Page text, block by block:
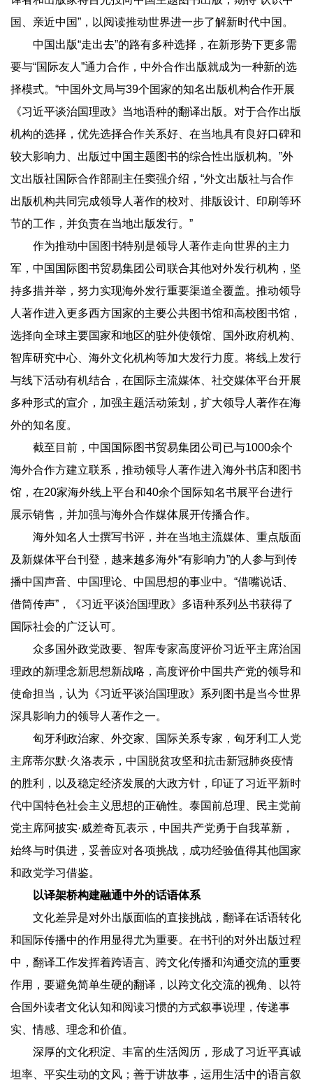
国、亲近中国”，以阅读推动世界进一步了解新时代中国。
中国出版“走出去”的路有多种选择，在新形势下更多需
要与“国际友人”通力合作，中外合作出版就成为一种新的选
择模式。“中国外文局与39个国家的知名出版机构合作开展
《习近平谈治国理政》当地语种的翻译出版。对于合作出版
机构的选择，优先选择合作关系好、在当地具有良好口碑和
较大影响力、出版过中国主题图书的综合性出版机构。”外
文出版社国际合作部副主任窦强介绍，“外文出版社与合作
出版机构共同完成领导人著作的校对、排版设计、印刷等环
节的工作，并负责在当地出版发行。”
作为推动中国图书特别是领导人著作走向世界的主力
军，中国国际图书贸易集团公司联合其他对外发行机构，坚
持多措并举，努力实现海外发行重要渠道全覆盖。推动领导
人著作进入更多西方国家的主要公共图书馆和高校图书馆，
选择向全球主要国家和地区的驻外使领馆、国外政府机构、
智库研究中心、海外文化机构等加大发行力度。将线上发行
与线下活动有机结合，在国际主流媒体、社交媒体平台开展
多种形式的宣介，加强主题活动策划，扩大领导人著作在海
外的知名度。
截至目前，中国国际图书贸易集团公司已与1000余个
海外合作方建立联系，推动领导人著作进入海外书店和图书
馆，在20家海外线上平台和40余个国际知名书展平台进行
展示销售，并加强与海外合作媒体展开传播合作。
海外知名人士撰写书评，并在当地主流媒体、重点版面
及新媒体平台刊登，越来越多海外“有影响力”的人参与到传
播中国声音、中国理论、中国思想的事业中。“借嘴说话、
借筒传声”，《习近平谈治国理政》多语种系列丛书获得了
国际社会的广泛认可。
众多国外政党政要、智库专家高度评价习近平主席治国
理政的新理念新思想新战略，高度评价中国共产党的领导和
使命担当，认为《习近平谈治国理政》系列图书是当今世界
深具影响力的领导人著作之一。
匈牙利政治家、外交家、国际关系专家，匈牙利工人党
主席蒂尔默·久洛表示，中国脱贫攻坚和抗击新冠肺炎疫情
的胜利，以及稳定经济发展的大政方针，印证了习近平新时
代中国特色社会主义思想的正确性。泰国前总理、民主党前
党主席阿披实·威差奇瓦表示，中国共产党勇于自我革新，
始终与时俱进，妥善应对各项挑战，成功经验值得其他国家
和政党学习借鉴。
以译架桥构建融通中外的话语体系
文化差异是对外出版面临的直接挑战，翻译在话语转化
和国际传播中的作用显得尤为重要。在书刊的对外出版过程
中，翻译工作发挥着跨语言、跨文化传播和沟通交流的重要
作用，要避免简单生硬的翻译，以跨文化交流的视角、以符
合国外读者文化认知和阅读习惯的方式叙事说理，传递事
实、情感、理念和价值。
深厚的文化积淀、丰富的生活阅历，形成了习近平真诚
坦率、平实生动的文风；善于讲故事，运用生活中的语言叙